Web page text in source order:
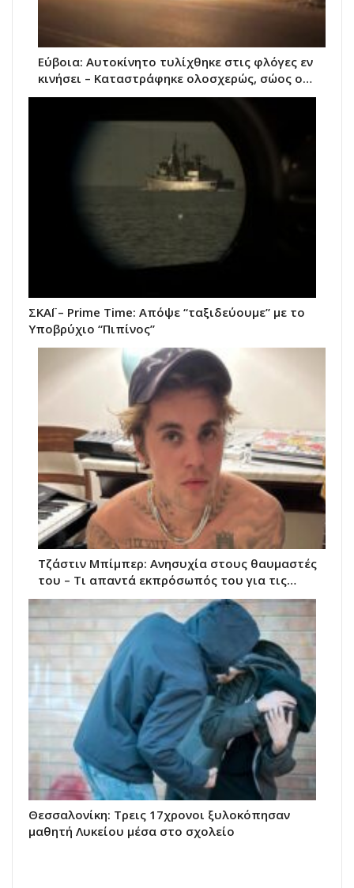
Εύβοια: Αυτοκίνητο τυλίχθηκε στις φλόγες εν
κινήσει – Καταστράφηκε ολοσχερώς, σώος ο…
ΣΚΑΪ – Prime Time: Απόψε “ταξιδεύουμε” με το
Υποβρύχιο “Πιπίνος”
Τζάστιν Μπίμπερ: Ανησυχία στους θαυμαστές
του – Τι απαντά εκπρόσωπός του για τις…
Θεσσαλονίκη: Τρεις 17χρονοι ξυλοκόπησαν
μαθητή Λυκείου μέσα στο σχολείο